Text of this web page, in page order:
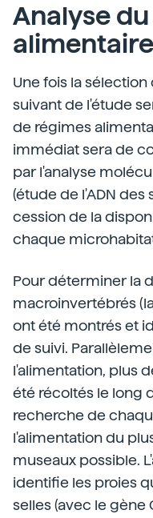
Analyse
alimentaire
Une fois la
suivant de l'étude
de régimes
immédiat sera de
par l'analyse
(étude de l'ADN des
cession de la
chaque
Pour déterminer la
macroinvertébrés
ont été montrés et
de suivi.
l'alimentation, plus
été récoltés le long
recherche de
l'alimentation du
museaux possible.
identifie les proies
selles (avec le gène